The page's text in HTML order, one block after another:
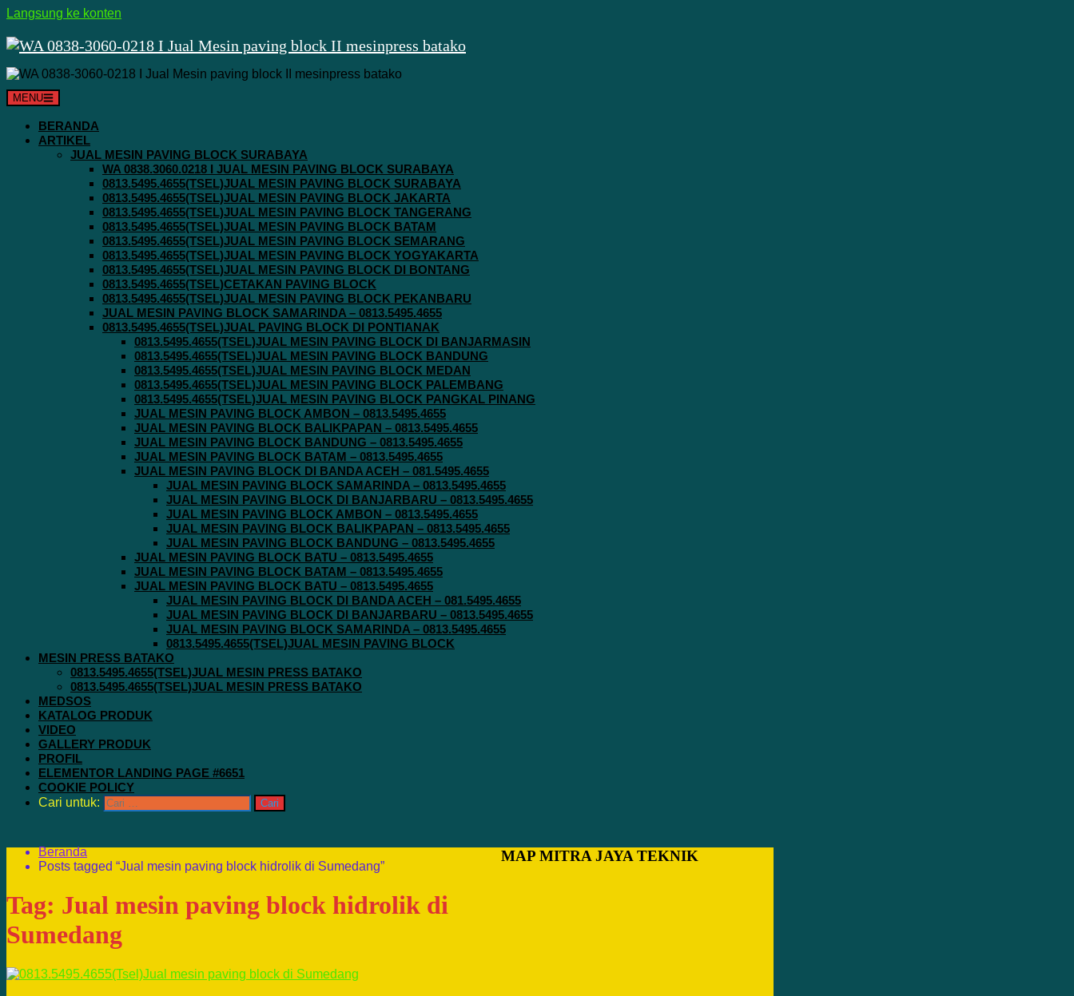
Langsung ke konten
MENU
BERANDA
ARTIKEL
JUAL MESIN PAVING BLOCK SURABAYA
WA 0838.3060.0218 I JUAL MESIN PAVING BLOCK SURABAYA
0813.5495.4655(TSEL)JUAL MESIN PAVING BLOCK SURABAYA
0813.5495.4655(TSEL)JUAL MESIN PAVING BLOCK JAKARTA
0813.5495.4655(TSEL)JUAL MESIN PAVING BLOCK TANGERANG
0813.5495.4655(TSEL)JUAL MESIN PAVING BLOCK BATAM
0813.5495.4655(TSEL)JUAL MESIN PAVING BLOCK SEMARANG
0813.5495.4655(TSEL)JUAL MESIN PAVING BLOCK YOGYAKARTA
0813.5495.4655(TSEL)JUAL MESIN PAVING BLOCK DI BONTANG
0813.5495.4655(TSEL)CETAKAN PAVING BLOCK
0813.5495.4655(TSEL)JUAL MESIN PAVING BLOCK PEKANBARU
JUAL MESIN PAVING BLOCK SAMARINDA – 0813.5495.4655
0813.5495.4655(TSEL)JUAL PAVING BLOCK DI PONTIANAK
0813.5495.4655(TSEL)JUAL MESIN PAVING BLOCK DI BANJARMASIN
0813.5495.4655(TSEL)JUAL MESIN PAVING BLOCK BANDUNG
0813.5495.4655(TSEL)JUAL MESIN PAVING BLOCK MEDAN
0813.5495.4655(TSEL)JUAL MESIN PAVING BLOCK PALEMBANG
0813.5495.4655(TSEL)JUAL MESIN PAVING BLOCK PANGKAL PINANG
JUAL MESIN PAVING BLOCK AMBON – 0813.5495.4655
JUAL MESIN PAVING BLOCK BALIKPAPAN – 0813.5495.4655
JUAL MESIN PAVING BLOCK BANDUNG – 0813.5495.4655
JUAL MESIN PAVING BLOCK BATAM – 0813.5495.4655
JUAL MESIN PAVING BLOCK DI BANDA ACEH – 081.5495.4655
JUAL MESIN PAVING BLOCK SAMARINDA – 0813.5495.4655
JUAL MESIN PAVING BLOCK DI BANJARBARU – 0813.5495.4655
JUAL MESIN PAVING BLOCK AMBON – 0813.5495.4655
JUAL MESIN PAVING BLOCK BALIKPAPAN – 0813.5495.4655
JUAL MESIN PAVING BLOCK BANDUNG – 0813.5495.4655
JUAL MESIN PAVING BLOCK BATU – 0813.5495.4655
JUAL MESIN PAVING BLOCK BATAM – 0813.5495.4655
JUAL MESIN PAVING BLOCK BATU – 0813.5495.4655
JUAL MESIN PAVING BLOCK DI BANDA ACEH – 081.5495.4655
JUAL MESIN PAVING BLOCK DI BANJARBARU – 0813.5495.4655
JUAL MESIN PAVING BLOCK SAMARINDA – 0813.5495.4655
0813.5495.4655(TSEL)JUAL MESIN PAVING BLOCK
MESIN PRESS BATAKO
0813.5495.4655(TSEL)JUAL MESIN PRESS BATAKO
0813.5495.4655(TSEL)JUAL MESIN PRESS BATAKO
MEDSOS
KATALOG PRODUK
VIDEO
GALLERY PRODUK
PROFIL
ELEMENTOR LANDING PAGE #6651
COOKIE POLICY
Cari untuk:
Beranda
Posts tagged “Jual mesin paving block hidrolik di Sumedang”
Tag: Jual mesin paving block hidrolik di
Sumedang
MAP MITRA JAYA TEKNIK